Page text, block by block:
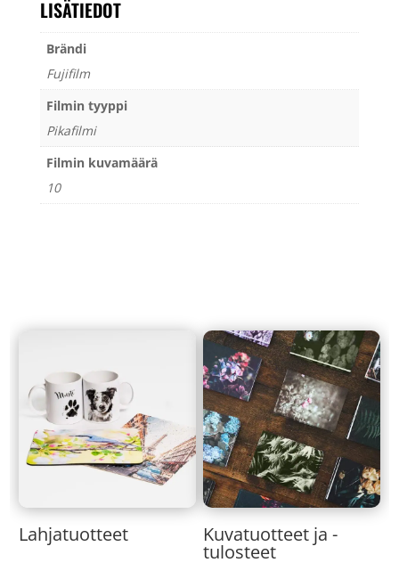
LISÄTIEDOT
Brändi
Fujifilm
Filmin tyyppi
Pikafilmi
Filmin kuvamäärä
10
Lahjatuotteet Kuvatuotteet ja -
tulosteet